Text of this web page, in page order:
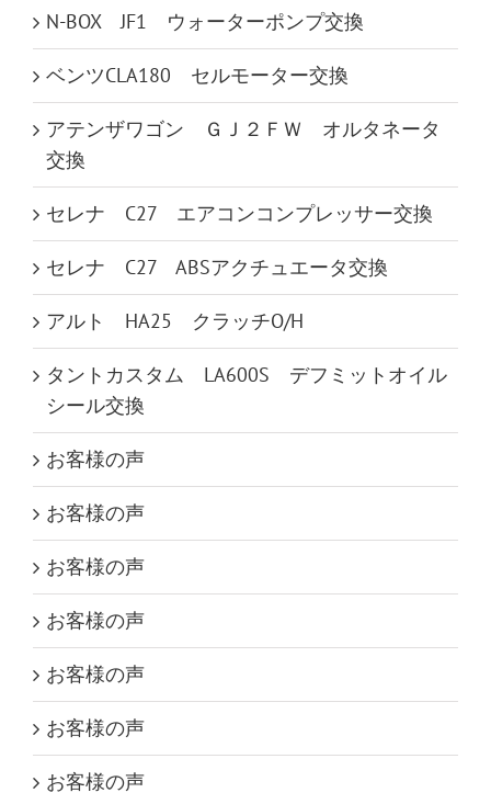
N-BOX JF1 ウォーターポンプ交換
ベンツCLA180 セルモーター交換
アテンザワゴン ＧＪ２ＦＷ オルタネータ
交換
セレナ C27 エアコンコンプレッサー交換
セレナ C27 ABSアクチュエータ交換
アルト HA25 クラッチO/H
タントカスタム LA600S デフミットオイル
シール交換
お客様の声
お客様の声
お客様の声
お客様の声
お客様の声
お客様の声
お客様の声